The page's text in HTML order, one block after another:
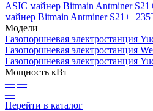
ASIC майнер Bitmain Antminer
майнер Bitmain Antminer
Модели
Газопоршневая электростанция
Газопоршневая электростанция
Газопоршневая электростанция
Мощность кВт
— —
—
Перейти в каталог